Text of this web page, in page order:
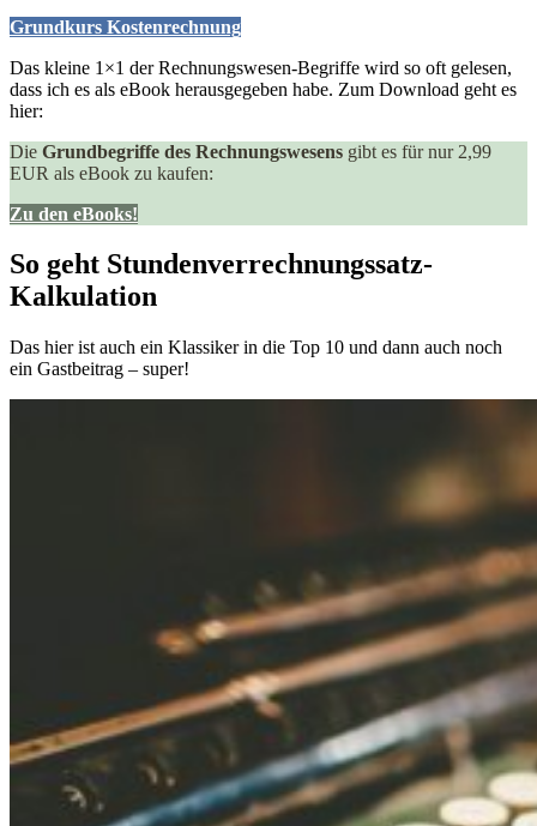
Grundkurs Kostenrechnung
Das kleine 1×1 der Rechnungswesen-Begriffe wird so oft gelesen,
dass ich es als eBook herausgegeben habe. Zum Download geht es
hier:
Die Grundbegriffe des Rechnungswesens gibt es für nur 2,99
EUR als eBook zu kaufen:
Zu den eBooks!
So geht Stundenverrechnungssatz-
Kalkulation
Das hier ist auch ein Klassiker in die Top 10 und dann auch noch
ein Gastbeitrag – super!